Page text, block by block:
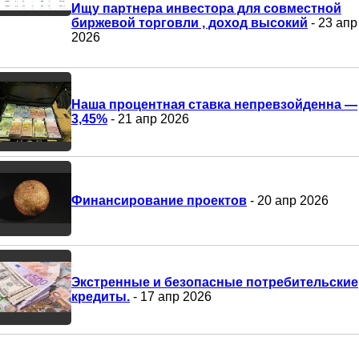
Ищу партнера инвестора для совместной
биржевой торговли , доход высокий - 23 апр
2026
Наша процентная ставка непревзойденна —
3,45% - 21 апр 2026
Финансирование проектов - 20 апр 2026
Экстренные и безопасные потребительские
кредиты. - 17 апр 2026